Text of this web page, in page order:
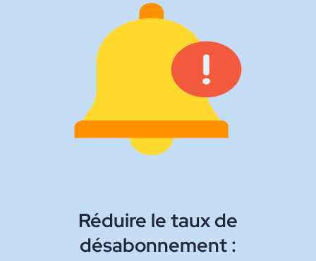
Réduire le taux de
désabonnement :